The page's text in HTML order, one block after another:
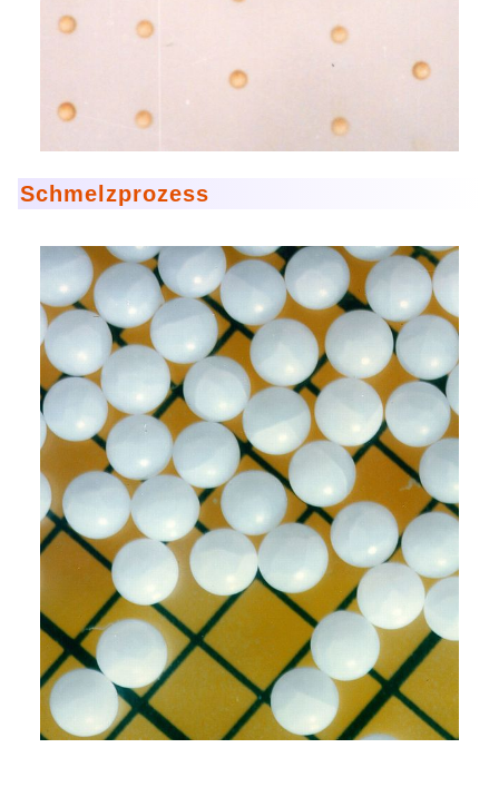
Mikrokugeln für Instant-Getränkepulver
A Leap Forward to Shaping Better Products –
Microencapsulation and Microgranulation
Drip Casting Technologies at BRACE - An overview
(Movie)
Schmelzprozess